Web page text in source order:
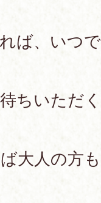
ば、いつ
ちいただ
大人の方